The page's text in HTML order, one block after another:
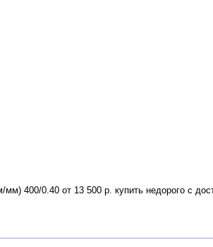
400/0.40 от 13 500 р. купить недорого с